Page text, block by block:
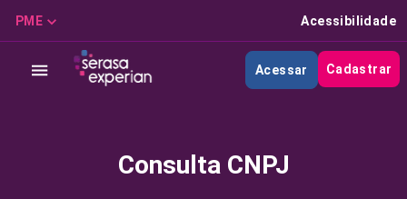
PME Acessibilidade
Acessar Cadastrar
Consulta CNPJ